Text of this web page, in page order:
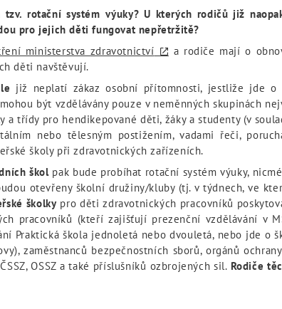
tzv. rotační systém výuky? U kterých rodičů již
pro jejich děti fungovat nepřetržitě?
ministerstva zdravotnictví
a rodiče mají o
děti navštěvují.
již neplatí zákaz osobní přítomnosti, jestliže jde
být vzdělávány pouze v neměnných skupinách
a třídy pro hendikepované děti, žáky a studenty (v
nebo tělesným postižením, vadami řeči,
školy při zdravotnických zařízeních.
školpak bude probíhat rotační systém výuky,
otevřeny školní družiny/kluby (tj. v týdnech, ve
školkypro děti zdravotnických pracovníků
pracovníků (kteří zajišťují prezenční vzdělávání v
Praktická škola jednoletá nebo dvouletá, nebo jde o
zaměstnanců bezpečnostních sborů, orgánů
OSSZ a také příslušníků ozbrojených sil. Rodiče